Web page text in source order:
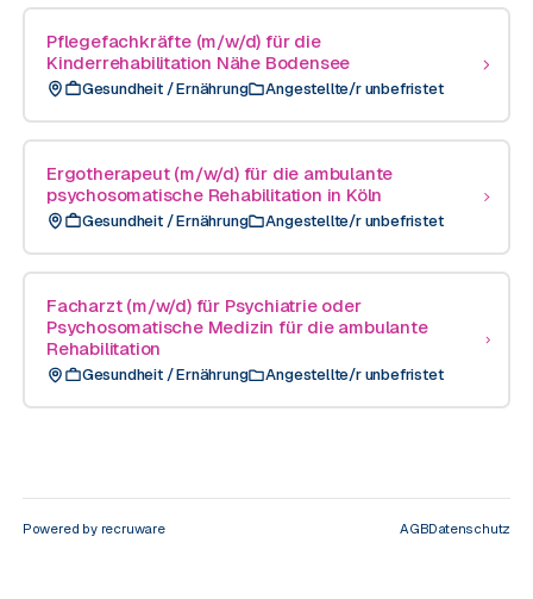
Pflegefachkräfte (m/w/d) für die
Kinderrehabilitation Nähe Bodensee
Gesundheit / Ernährung Angestellte/r unbefristet
Ergotherapeut (m/w/d) für die ambulante
psychosomatische Rehabilitation in Köln
Gesundheit / Ernährung Angestellte/r unbefristet
Facharzt (m/w/d) für Psychiatrie oder
Psychosomatische Medizin für die ambulante
Rehabilitation
Gesundheit / Ernährung Angestellte/r unbefristet
Powered by recruware AGBDatenschutz